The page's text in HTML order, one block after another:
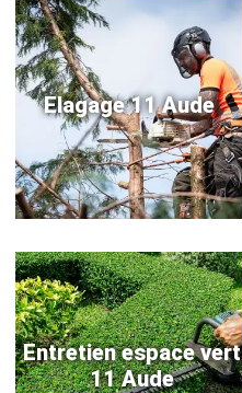
Elagage 11 Aude
Entretien espace vert
11 Aude